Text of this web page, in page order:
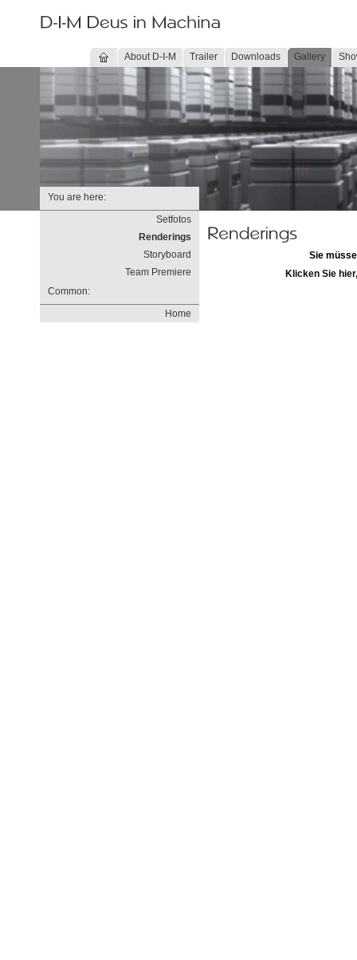
About D-I-M Trailer Downloads Gallery
You are here:
Setfotos
Renderings
Storyboard
Team Premiere
Common:
Home
Sie
Klicken Sie